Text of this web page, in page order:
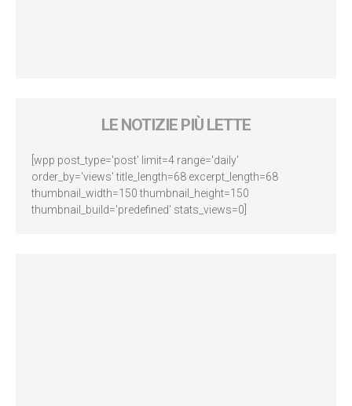
LE NOTIZIE PIÙ LETTE
[wpp post_type='post' limit=4 range='daily'
order_by='views' title_length=68 excerpt_length=68
thumbnail_width=150 thumbnail_height=150
thumbnail_build='predefined' stats_views=0]